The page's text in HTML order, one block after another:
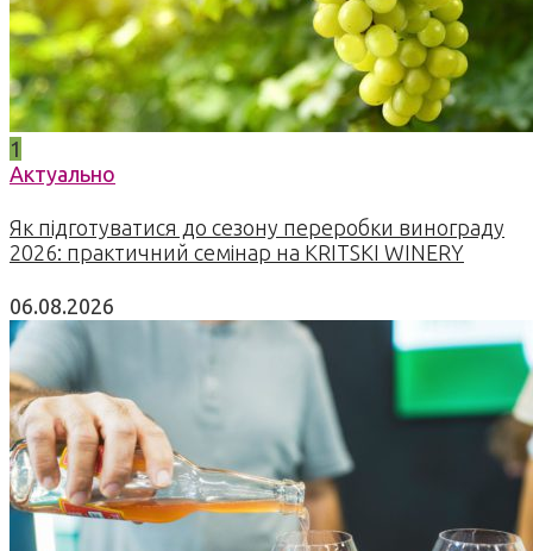
1
Актуально
Як підготуватися до сезону переробки винограду
2026: практичний семінар на KRITSKI WINERY
06.08.2026